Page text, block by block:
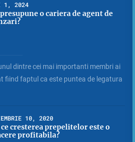
1, 2024
presupune o cariera de agent de
dintre cei mai importanti membri ai
fiind faptul ca este puntea de legatura
10, 2020
ce cresterea prepelitelor este o
profitabila?